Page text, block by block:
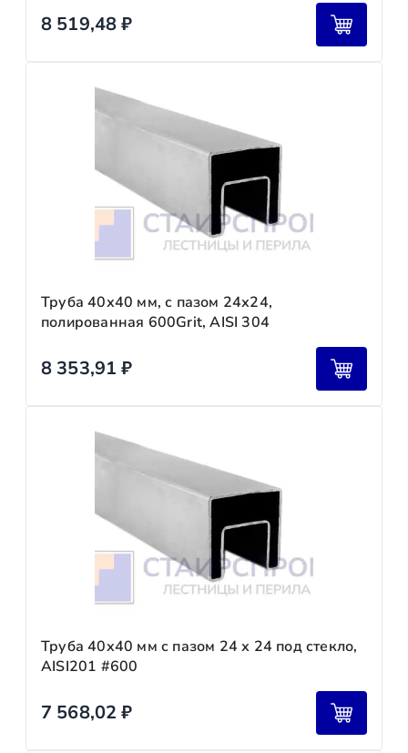
8 519,48₽
Труба 40х40 мм, с пазом 24х24,
полированная 600Grit, AISI 304
8 353,91₽
Труба 40х40 мм с пазом 24 х 24 под стекло,
AISI201 #600
7 568,02₽